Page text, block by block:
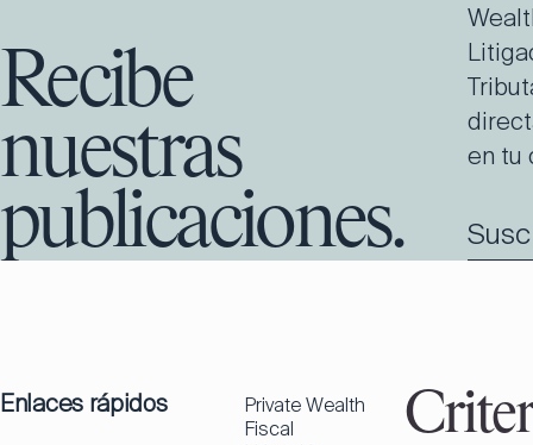
Recibe
nuestras
publicaciones.
en tu
Enlaces rápidos
Private Wealth
Fiscal